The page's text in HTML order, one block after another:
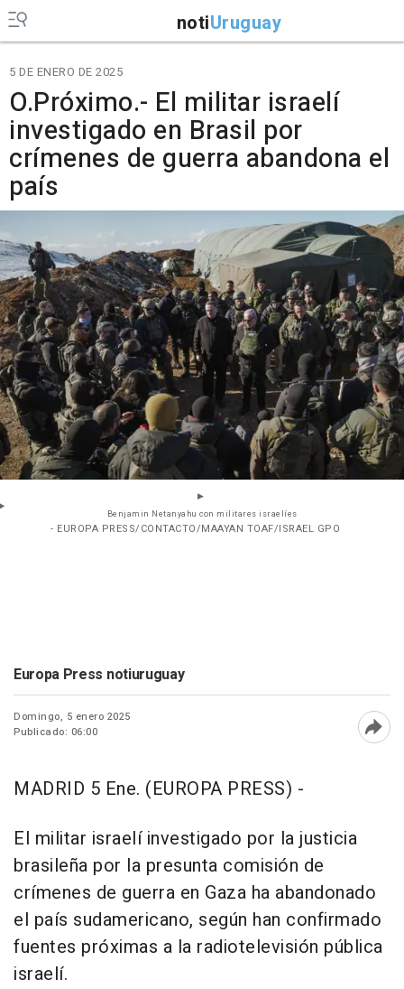
notiUruguay
5 DE ENERO DE 2025
O.Próximo.- El militar israelí
investigado en Brasil por
crímenes de guerra abandona el
país
Benjamin Netanyahu con militares israelíes
- EUROPA PRESS/CONTACTO/MAAYAN TOAF/ISRAEL GPO
Europa Press notiuruguay
Domingo, 5 enero 2025
Publicado: 06:00
MADRID 5 Ene. (EUROPA PRESS) -
El militar israelí investigado por la justicia
brasileña por la presunta comisión de
crímenes de guerra en Gaza ha abandonado
el país sudamericano, según han confirmado
fuentes próximas a la radiotelevisión pública
israelí.